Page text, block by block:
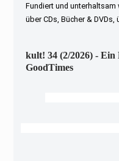
Fundiert und unterhaltsam
über CDs, Bücher &
kult! 34 (2/2026) - Ein
GoodTimes